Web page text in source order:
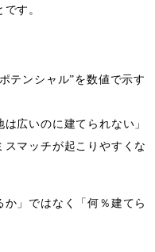
す。
テンシャル”を数値で示す
広いのに建てられない」
スマッチが起こりやすくな
」ではなく「何％建てら